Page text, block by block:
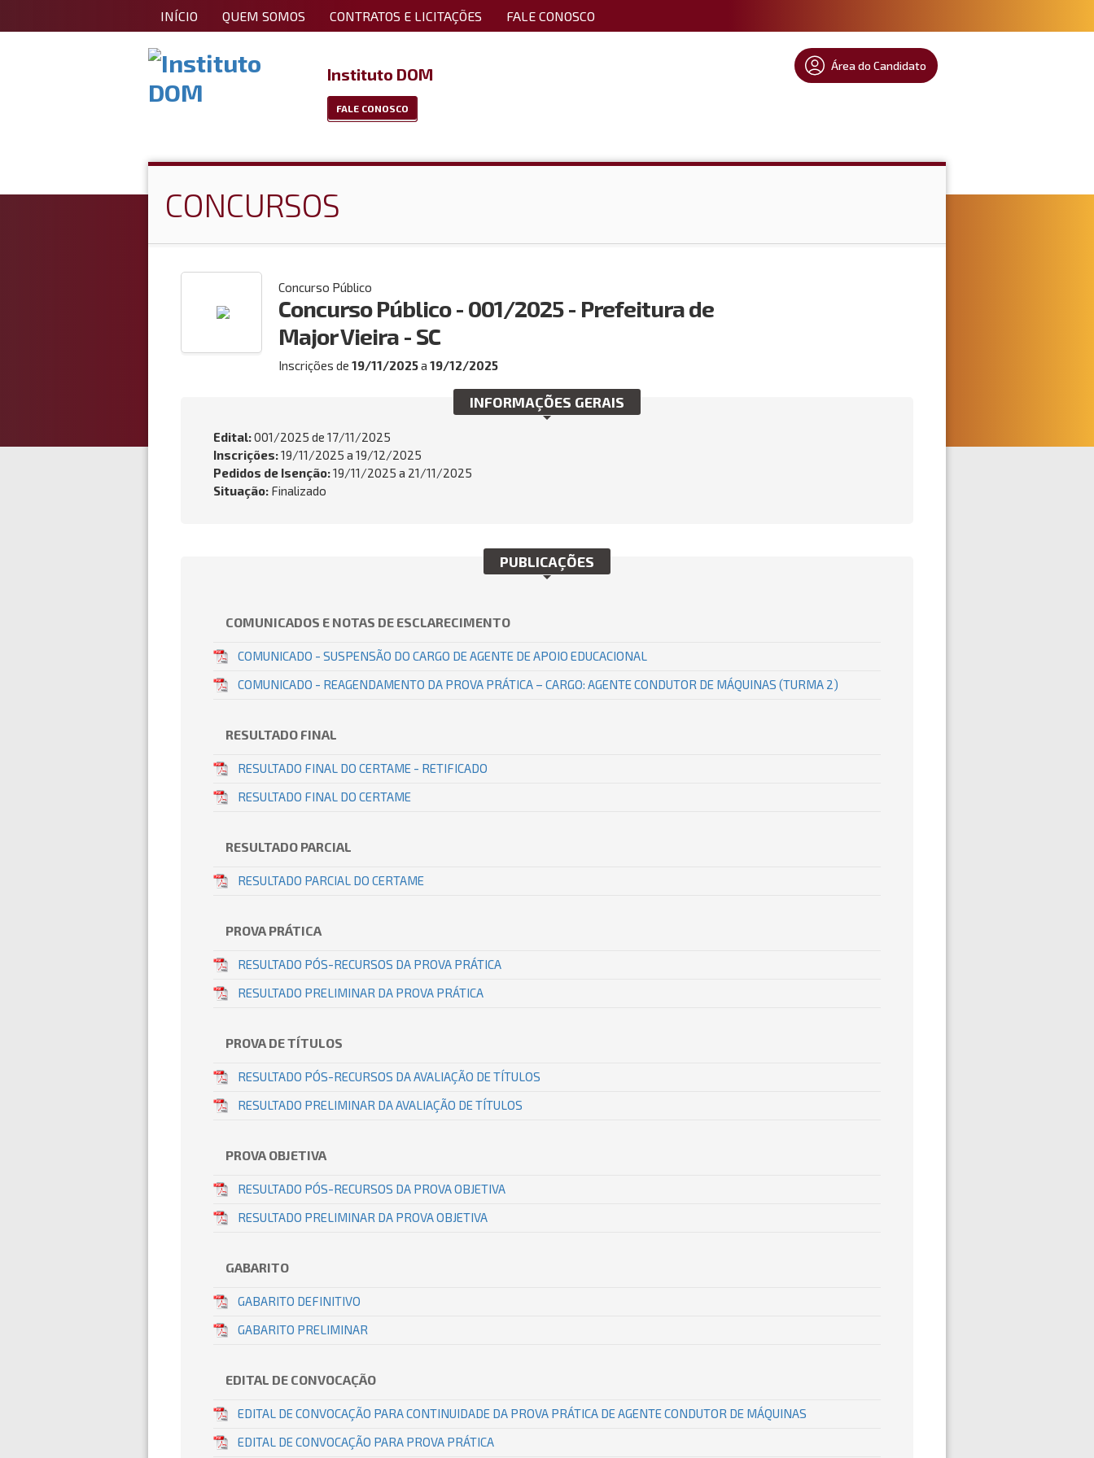
INÍCIO QUEM SOMOS CONTRATOS E LICITAÇÕES FALE CONOSCO
Instituto DOM
FALE CONOSCO
Área do Candidato
CONCURSOS
Concurso Público
Concurso Público - 001/2025 - Prefeitura de
Major Vieira - SC
Inscrições de 19/11/2025a 19/12/2025
INFORMAÇÕES GERAIS
Edital:001/2025 de 17/11/2025
Inscrições:19/11/2025 a 19/12/2025
Pedidos de Isenção:19/11/2025 a 21/11/2025
Situação: Finalizado
PUBLICAÇÕES
COMUNICADOS E NOTAS DE ESCLARECIMENTO
COMUNICADO - SUSPENSÃO DO CARGO DE AGENTE DE APOIO EDUCACIONAL
COMUNICADO - REAGENDAMENTO DA PROVA PRÁTICA – CARGO: AGENTE CONDUTOR DE MÁQUINAS (TURMA 2)
RESULTADO FINAL
RESULTADO FINAL DO CERTAME - RETIFICADO
RESULTADO FINAL DO CERTAME
RESULTADO PARCIAL
RESULTADO PARCIAL DO CERTAME
PROVA PRÁTICA
RESULTADO PÓS-RECURSOS DA PROVA PRÁTICA
RESULTADO PRELIMINAR DA PROVA PRÁTICA
PROVA DE TÍTULOS
RESULTADO PÓS-RECURSOS DA AVALIAÇÃO DE TÍTULOS
RESULTADO PRELIMINAR DA AVALIAÇÃO DE TÍTULOS
PROVA OBJETIVA
RESULTADO PÓS-RECURSOS DA PROVA OBJETIVA
RESULTADO PRELIMINAR DA PROVA OBJETIVA
GABARITO
GABARITO DEFINITIVO
GABARITO PRELIMINAR
EDITAL DE CONVOCAÇÃO
EDITAL DE CONVOCAÇÃO PARA CONTINUIDADE DA PROVA PRÁTICA DE AGENTE CONDUTOR DE MÁQUINAS
EDITAL DE CONVOCAÇÃO PARA PROVA PRÁTICA